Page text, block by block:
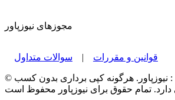
مجوزهای نیوزپاور
قوانین و مقررات | سوالات متداول
© طراحی و توسعه : نیوزپاور. هرگونه کپی برداری بدون کسب